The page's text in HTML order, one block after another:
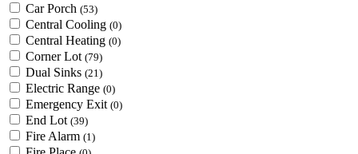
Car Porch (53)
Central Cooling (0)
Central Heating (0)
Corner Lot (79)
Dual Sinks (21)
Electric Range (0)
Emergency Exit (0)
End Lot (39)
Fire Alarm (1)